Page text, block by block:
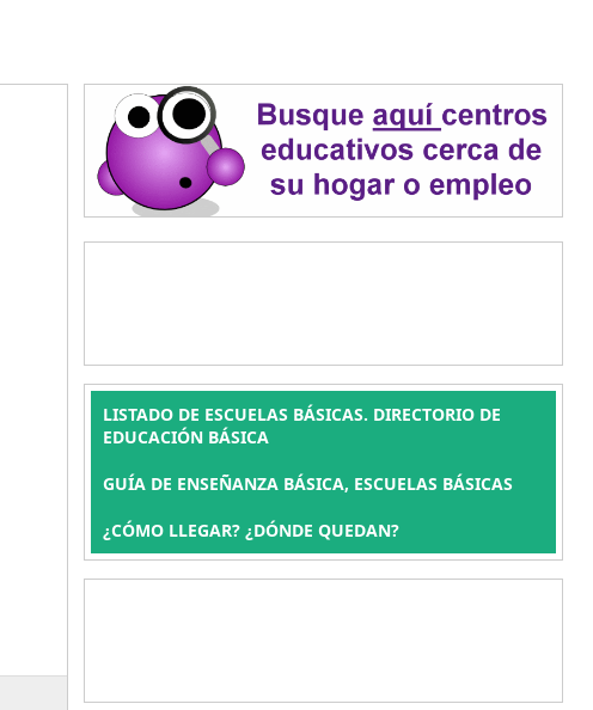
LISTADO DE ESCUELAS BÁSICAS. DIRECTORIO DE
EDUCACIÓN BÁSICA
GUÍA DE ENSEÑANZA BÁSICA, ESCUELAS BÁSICAS
¿CÓMO LLEGAR? ¿DÓNDE QUEDAN?